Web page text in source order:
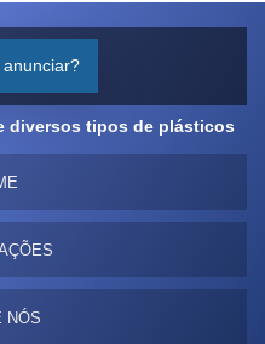
diversos tipos de plásticos
NÓS